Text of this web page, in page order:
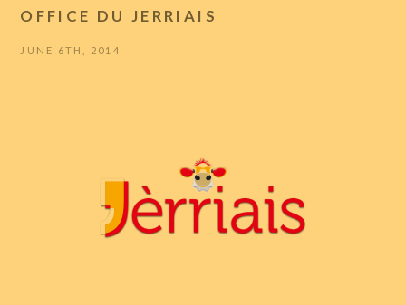
OFFICE DU JERRIAIS
JUNE 6TH, 2014